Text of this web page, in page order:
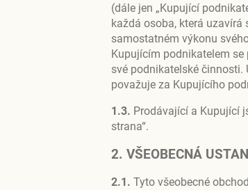
(dále jen „Kupující
každá osoba, která
samostatném výkonu
Kupujícím podnikatelem
své podnikatelské činnosti.
považuje za Kupujícího
1.3. Prodávající a Kupující
strana“.
2. VŠEOBECNÁ
2.1. Tyto všeobecné